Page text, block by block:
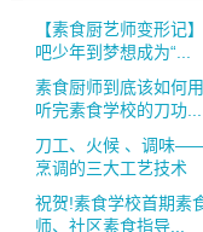
【素食厨艺师变形记
吧少年到梦想成为“...
素食厨师到底该如何用
听完素食学校的刀功...
刀工、火候 、调味
烹调的三大工艺技术
祝贺!素食学校首期素
师、社区素食指导...